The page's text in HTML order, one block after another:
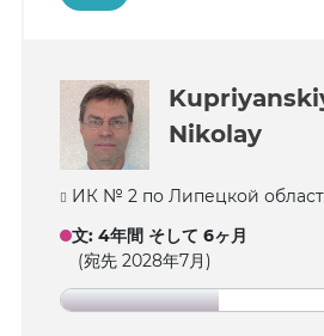
Nikolay
ИК № 2 по Липецкой
文: 4年間 そして 6ヶ月
(宛先 2028年7月)